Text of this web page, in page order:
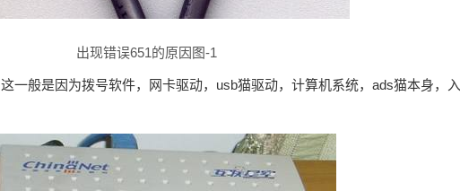
出现错误651的原因图-1
这一般是因为拨号软件，网卡驱动，usb猫驱动，计算机系统，ads猫本身，